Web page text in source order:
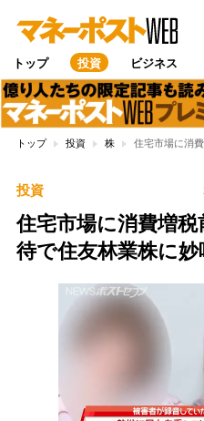
トップ 投資 ビジネス
トップ 投資 株 住宅市場に消
投資
住宅市場に消費増
待で住友林業株に妙